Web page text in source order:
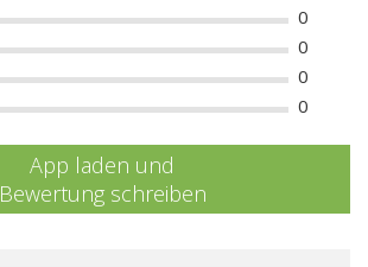
0
0
0
0
App laden und
Bewertung schreiben